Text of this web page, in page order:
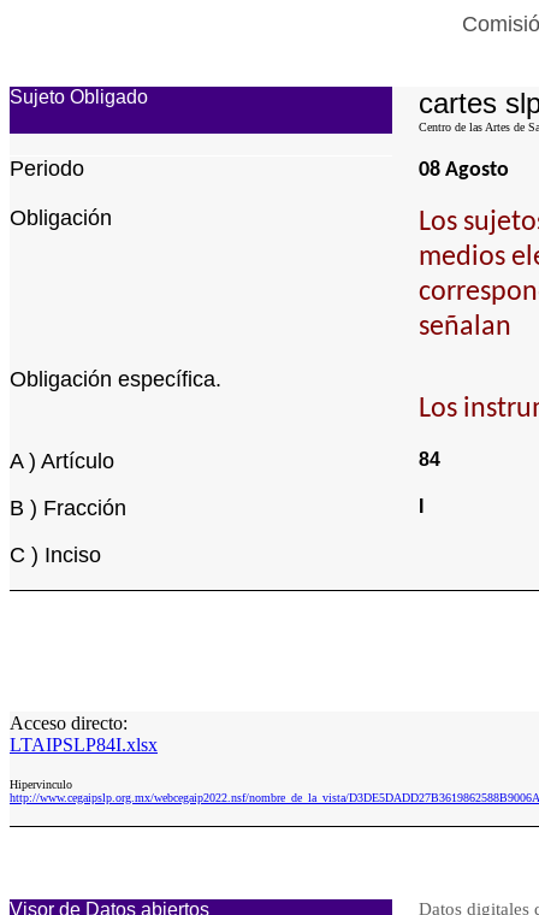
Sujeto Obligado cartes
Centro de las Artes de
Periodo 08 Agosto
Obligación
Los
medios
señalan
Obligación específica.
Los
A ) Artículo 84
B ) Fracción
C ) Inciso
Acceso directo:
LTAIPSLP84I.xlsx
Hipervinculo
http://www.cegaipslp.org.mx/webcegaip2022.nsf/nombre_de_la_vista/
Visor de Datos abiertos
Datos digitales